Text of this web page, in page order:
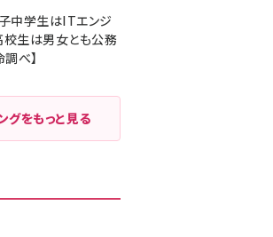
中学生はITエンジ
生は男女とも公務
べ】
グをもっと見る